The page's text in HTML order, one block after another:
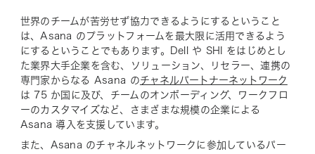
世界のチームが苦労せず協力できるようにするということ
は、Asana のプラットフォームを最大限に活用できるよう
にするということでもあります。Dell や SHI をはじめとし
た業界大手企業を含む、ソリューション、リセラー、連携の
専門家からなる Asana のチャネルパートナーネットワーク
は 75 か国に及び、チームのオンボーディング、ワークフロ
ーのカスタマイズなど、さまざまな規模の企業による
Asana 導入を支援しています。
また、Asana のチャネルネットワークに参加しているパー